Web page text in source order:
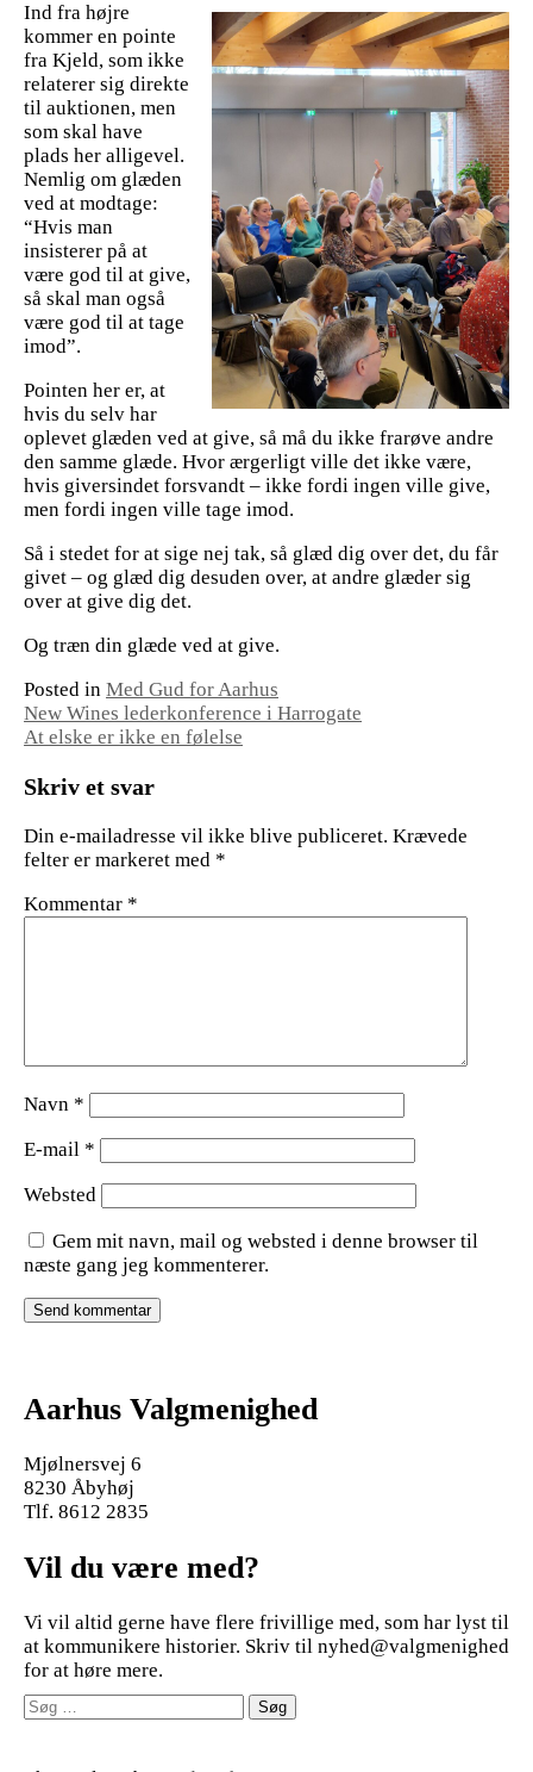
Ind fra højre
kommer en pointe
fra Kjeld, som ikke
relaterer sig direkte
til auktionen, men
som skal have
plads her alligevel.
Nemlig om glæden
ved at modtage:
“Hvis man
insisterer på at
være god til at give,
så skal man også
være god til at tage
imod”.
Pointen her er, at
hvis du selv har
oplevet glæden ved at give, så må du ikke frarøve andre
den samme glæde. Hvor ærgerligt ville det ikke være,
hvis giversindet forsvandt – ikke fordi ingen ville give,
men fordi ingen ville tage imod.
Så i stedet for at sige nej tak, så glæd dig over det, du får
givet – og glæd dig desuden over, at andre glæder sig
over at give dig det.
Og træn din glæde ved at give.
Posted in Med Gud for Aarhus
Indlægsnavigation
New Wines lederkonference i Harrogate
At elske er ikke en følelse
Skriv et svar
Din e-mailadresse vil ikke blive publiceret. Krævede
felter er markeret med *
Kommentar *
Navn *
E-mail *
Websted
Gem mit navn, mail og websted i denne browser til
næste gang jeg kommenterer.
Aarhus Valgmenighed
Mjølnersvej 6
8230 Åbyhøj
Tlf. 8612 2835
Vil du være med?
Vi vil altid gerne have flere frivillige med, som har lyst til
at kommunikere historier. Skriv til nyhed@valgmenighed
for at høre mere.
Søg